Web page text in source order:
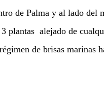
de Palma y al lado del
plantas alejado de
de brisas marinas